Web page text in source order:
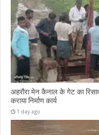
अहरौरा मेन कैनाल के गेट का
कराया निर्माण कार्य
1 day ago